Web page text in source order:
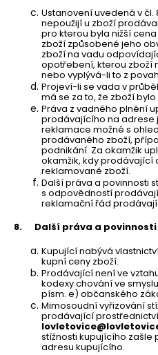
Ustanovení uvedená v
nepoužijí u zboží
pro kterou byla nižší
zboží způsobené jeho
zboží na vadu
opotřebení, kterou zboží
nebo vyplývá-li to z
Projeví-li se vada v
má se za to, že zboží
Práva z vadného plnění
prodávajícího na adrese
reklamace možné s
prodávaného zboží,
podnikání. Za okamžik
okamžik, kdy prodávající
reklamované zboží.
Další práva a povinnosti
s odpovědností
reklamační řád
8.
Další práva a
Kupující nabývá
kupní ceny zboží.
Prodávající není ve
kodexy chování ve
písm. e) občanského
Mimosoudní vyřizování
prodávající
stížnosti kupujícího
adresu kupujícího.